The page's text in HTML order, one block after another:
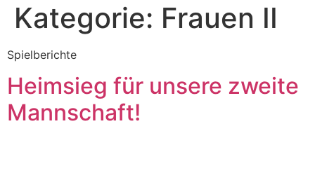
Kategorie: Frauen II
Spielberichte
Heimsieg für unsere zweite
Mannschaft!